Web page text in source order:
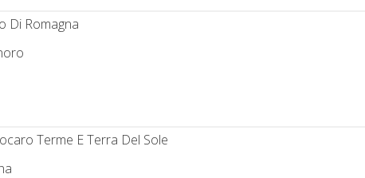
Di Romagna
Terme E Terra Del Sole